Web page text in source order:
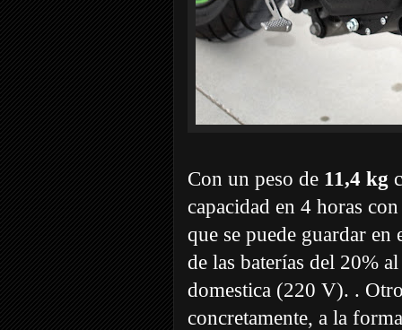
Con un peso de 11,4 kg
capacidad en 4 horas
que se puede guardar
de las baterías del 20%
domestica (220 V). .
concretamente, a la